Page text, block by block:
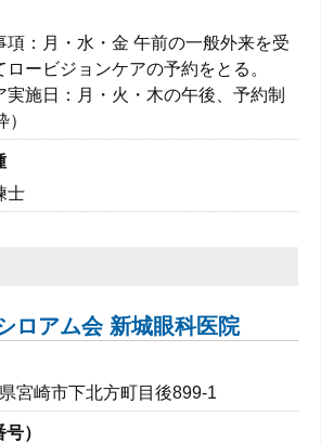
：月・水・金 午前の一般外来を受
ービジョンケアの予約をとる。
実施日：月・火・木の午後、予約制
士
ロアム会 新城眼科医院
宮崎市下北方町目後899-1
）